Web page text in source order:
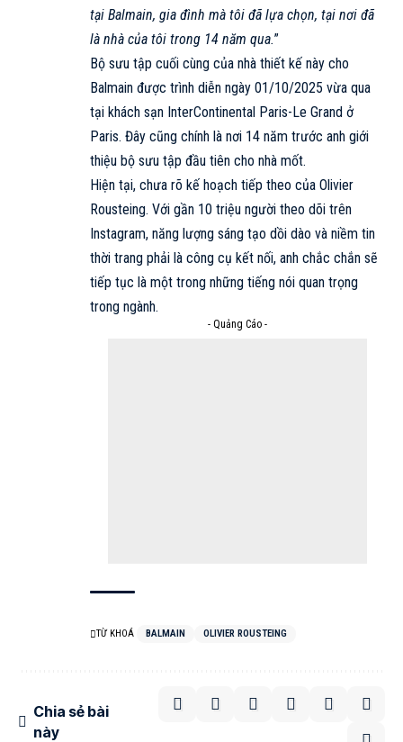
tại Balmain, gia đình mà tôi đã lựa chọn, tại nơi đã
là nhà của tôi trong 14 năm qua.”
Bộ sưu tập cuối cùng của nhà thiết kế này cho
Balmain được trình diễn ngày 01/10/2025 vừa qua
tại khách sạn InterContinental Paris-Le Grand ở
Paris. Đây cũng chính là nơi 14 năm trước anh giới
thiệu bộ sưu tập đầu tiên cho nhà mốt.
Hiện tại, chưa rõ kế hoạch tiếp theo của Olivier
Rousteing. Với gần 10 triệu người theo dõi trên
Instagram, năng lượng sáng tạo dồi dào và niềm tin
thời trang phải là công cụ kết nối, anh chắc chắn sẽ
tiếp tục là một trong những tiếng nói quan trọng
trong ngành.
- Quảng Cáo -
TỪ KHOÁ BALMAIN OLIVIER ROUSTEING
Chia sẻ bài
này